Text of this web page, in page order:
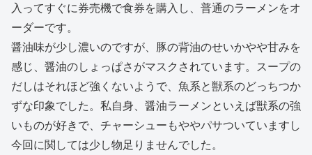
入ってすぐに券売機で食券を購入し、普通のラーメンをオ
ーダーです。
醤油味が少し濃いのですが、豚の背油のせいかやや甘みを
感じ、醤油のしょっぱさがマスクされています。スープの
だしはそれほど強くないようで、魚系と獣系のどっちつか
ずな印象でした。私自身、醤油ラーメンといえば獣系の強
いものが好きで、チャーシューもややパサついていますし
今回に関しては少し物足りませんでした。